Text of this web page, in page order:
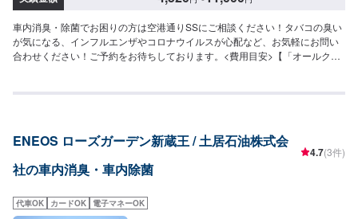
車内消臭・除菌でお困りの方は空港通りSSにご相談ください！タバコの臭い
が気になる、インフルエンザやコロナウイルスが心配など、お気軽にお問い
合わせください！ご予約をお待ちしております。<費用目安>【「オールクリ
7,150円S：7,810円M：8,240円L：8,800円LL：9,350円XL：11,000円施工時
ENEOS ローズガーデン新蔵王 / 土居石油株式会
社の車内消臭・車内除菌
4.7(3件)
代車OK カードOK 電子マネーOK